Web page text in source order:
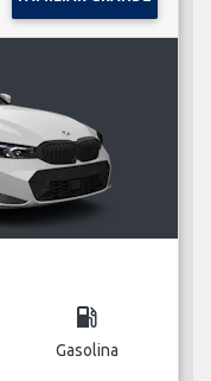
local_gas_station
Gasolina